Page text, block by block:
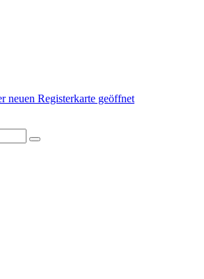
neuen Registerkarte geöffnet